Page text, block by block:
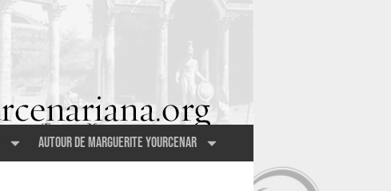
Autour de Marguerite Yourcenar